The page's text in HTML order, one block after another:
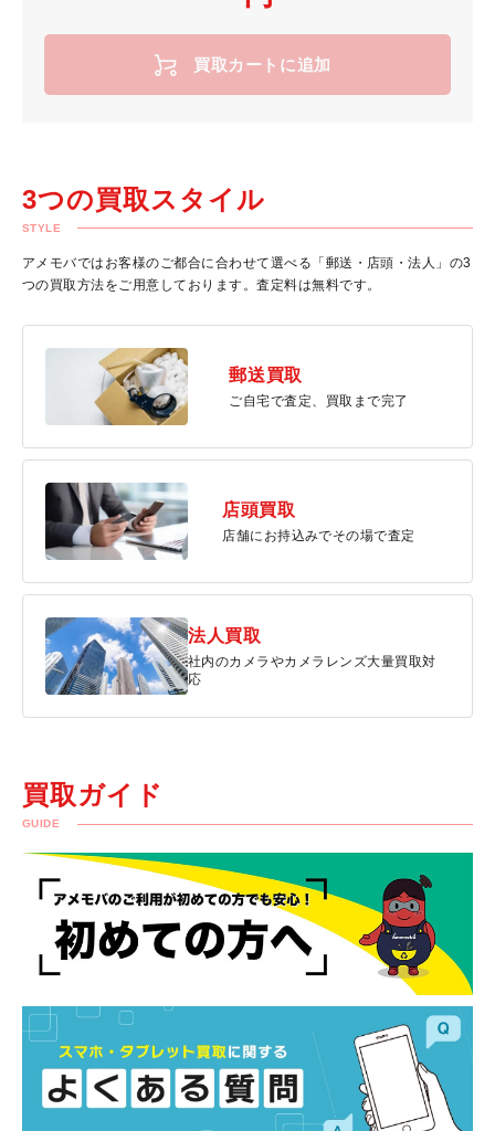
買取カートに追加
3つの買取スタイル
STYLE
アメモバではお客様のご都合に合わせて選べる「郵送・店頭・法人」の3
つの買取方法をご用意しております。査定料は無料です。
郵送買取
ご自宅で査定、買取まで完了
店頭買取
店舗にお持込みでその場で査定
法人買取
社内のカメラやカメラレンズ大量買取対
応
買取ガイド
GUIDE